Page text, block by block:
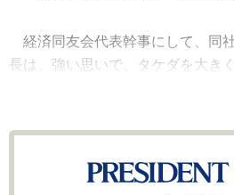
経済同友会代表幹事にして、同
長は、強い思いで、タケダを大き